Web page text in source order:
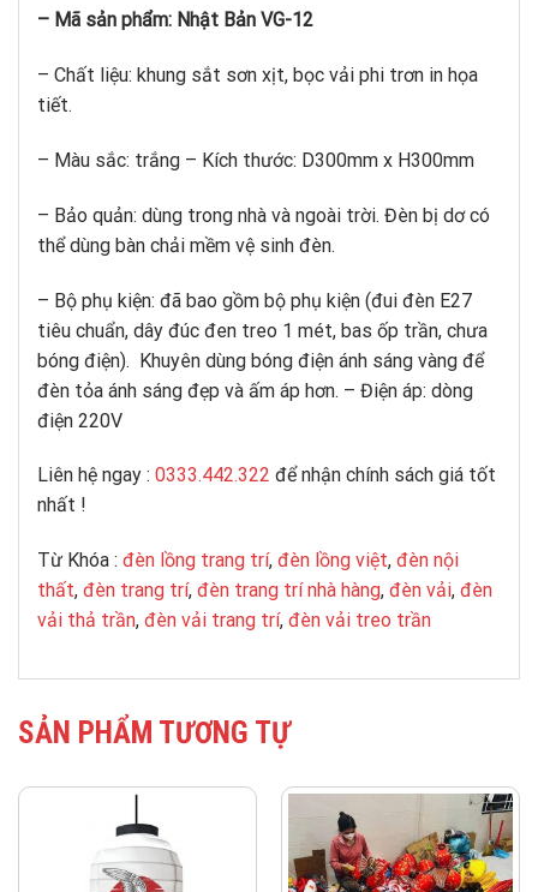
– Mã sản phẩm: Nhật Bản VG-12
– Chất liệu: khung sắt sơn xịt, bọc vải phi trơn in họa
tiết.
– Màu sắc: trắng – Kích thước: D300mm x H300mm
– Bảo quản: dùng trong nhà và ngoài trời. Đèn bị dơ có
thể dùng bàn chải mềm vệ sinh đèn.
– Bộ phụ kiện: đã bao gồm bộ phụ kiện (đui đèn E27
tiêu chuẩn, dây đúc đen treo 1 mét, bas ốp trần, chưa
bóng điện). Khuyên dùng bóng điện ánh sáng vàng để
đèn tỏa ánh sáng đẹp và ấm áp hơn. – Điện áp: dòng
điện 220V
Liên hệ ngay : 0333.442.322 để nhận chính sách giá tốt
nhất !
Từ Khóa : đèn lồng trang trí, đèn lồng việt, đèn nội
thất, đèn trang trí, đèn trang trí nhà hàng, đèn vải, đèn
vải thả trần, đèn vải trang trí, đèn vải treo trần
SẢN PHẨM TƯƠNG TỰ